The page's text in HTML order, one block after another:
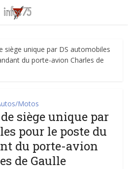
siège unique par DS automobiles
du porte-avion Charles de
Motos
siège unique par
pour le poste du
du porte-avion
de Gaulle